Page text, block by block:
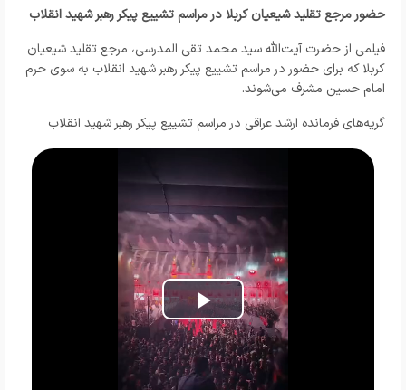
حضور مرجع تقلید شیعیان کربلا در مراسم تشییع پیکر رهبر شهید انقلاب
فیلمی از حضرت‌ آیت‌الله سید محمد تقی المدرسی، مرجع تقلید شیعیان
کربلا که برای حضور در مراسم تشییع پیکر رهبر شهید انقلاب به سوی حرم
امام حسین مشرف می‌شوند.
گریه‌های فرمانده ارشد عراقی در مراسم تشییع پیکر رهبر شهید انقلاب
Play
Video